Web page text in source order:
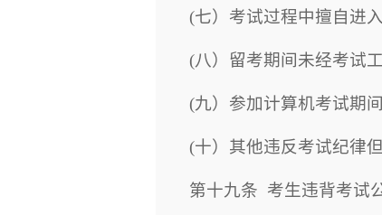
(七）考试过程中擅自进
(八）留考期间未经考试
(九）参加计算机考试期
(十）其他违反考试纪律
第十九条 考生违背考试